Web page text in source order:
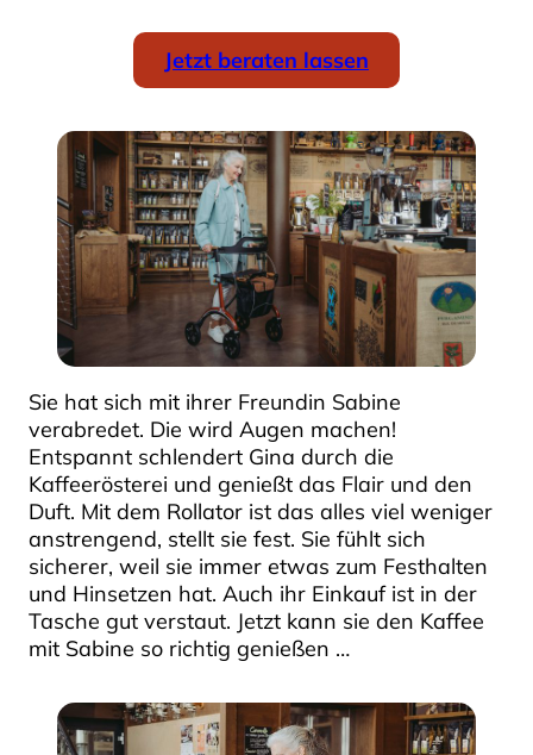
Jetzt beraten lassen
Sie hat sich mit ihrer Freundin Sabine
verabredet. Die wird Augen machen!
Entspannt schlendert Gina durch die
Kaffeerösterei und genießt das Flair und den
Duft. Mit dem Rollator ist das alles viel weniger
anstrengend, stellt sie fest. Sie fühlt sich
sicherer, weil sie immer etwas zum Festhalten
und Hinsetzen hat. Auch ihr Einkauf ist in der
Tasche gut verstaut. Jetzt kann sie den Kaffee
mit Sabine so richtig genießen …